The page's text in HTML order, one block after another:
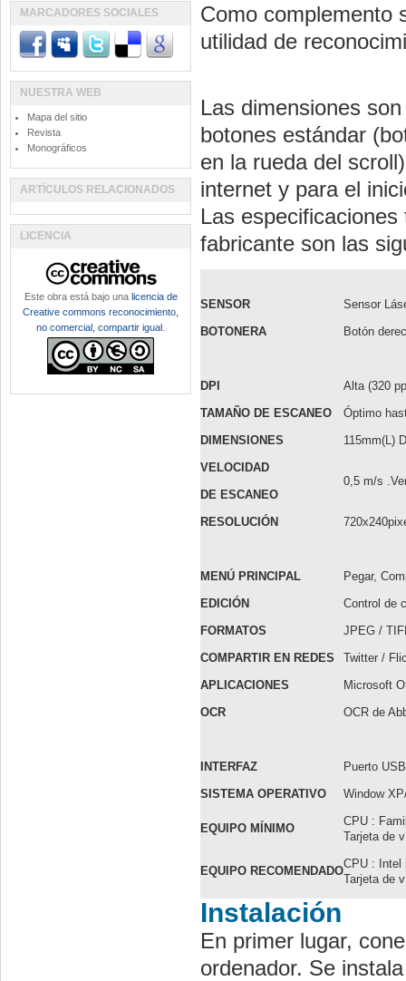
Como complemento
utilidad de
Las dimensiones
botones estándar
en la rueda del
internet y para el
Las
fabricante son las
SENSOR
Sensor
BOTONERA
Botón
DPI
Alta (320
TAMAÑO DE ESCANEO
Óptimo
DIMENSIONES
115mm(L)
VELOCIDAD
DE ESCANEO
0,5 m/s
RESOLUCIÓN
MENÚ PRINCIPAL
Pegar,
EDICIÓN
Control de
FORMATOS
JPEG /
COMPARTIR EN REDES
Twitter /
APLICACIONES
Microsoft
OCR
OCR de
INTERFAZ
Puerto
SISTEMA OPERATIVO
Window
EQUIPO MÍNIMO
CPU :
Tarjeta de
EQUIPO RECOMENDADO
CPU : Intel
Tarjeta de
Instalación
En primer lugar,
ordenador. Se
MARCADORES SOCIALES
NUESTRA WEB
Mapa del sitio
Revista
Monográficos
ARTÍCULOS RELACIONADOS
LICENCIA
Este obra está bajo una licencia de
Creative commons reconocimiento,
no comercial, compartir igual